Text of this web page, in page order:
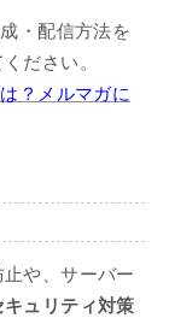
・配信方法を
ださい。
？メルマガに
や、サーバー
キュリティ対策